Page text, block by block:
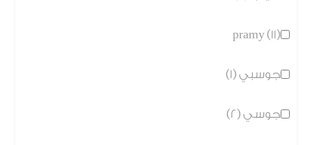
pramy (11)
جوسبي (1)
جوسي (2)